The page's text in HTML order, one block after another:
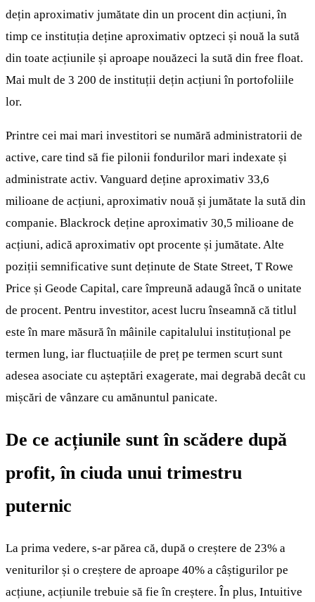
dețin aproximativ jumătate din un procent din acțiuni, în
timp ce instituția deține aproximativ optzeci și nouă la sută
din toate acțiunile și aproape nouăzeci la sută din free float.
Mai mult de 3 200 de instituții dețin acțiuni în portofoliile
lor.
Printre cei mai mari investitori se numără administratorii de
active, care tind să fie pilonii fondurilor mari indexate și
administrate activ. Vanguard deține aproximativ 33,6
milioane de acțiuni, aproximativ nouă și jumătate la sută din
companie. Blackrock deține aproximativ 30,5 milioane de
acțiuni, adică aproximativ opt procente și jumătate. Alte
poziții semnificative sunt deținute de State Street, T Rowe
Price și Geode Capital, care împreună adaugă încă o unitate
de procent. Pentru investitor, acest lucru înseamnă că titlul
este în mare măsură în mâinile capitalului instituțional pe
termen lung, iar fluctuațiile de preț pe termen scurt sunt
adesea asociate cu așteptări exagerate, mai degrabă decât cu
mișcări de vânzare cu amănuntul panicate.
De ce acțiunile sunt în scădere după
profit, în ciuda unui trimestru
puternic
La prima vedere, s-ar părea că, după o creștere de 23% a
veniturilor și o creștere de aproape 40% a câștigurilor pe
acțiune, acțiunile trebuie să fie în creștere. În plus, Intuitive